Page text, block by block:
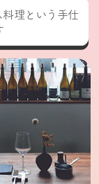
料理という手仕